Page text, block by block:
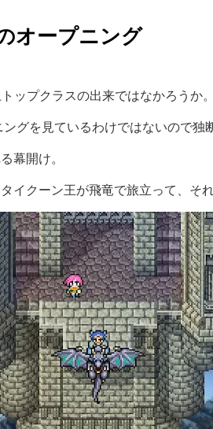
オープニング
ップクラスの出来ではなかろうか。
グを見ているわけではないので独
幕開け。
イクーン王が飛竜で旅立って、そ